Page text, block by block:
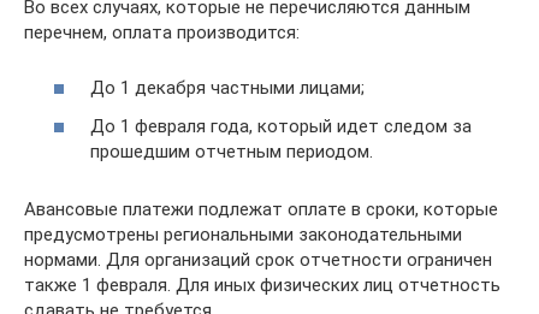
Во всех случаях, которые не перечисляются данным
перечнем, оплата производится:
До 1 декабря частными лицами;
До 1 февраля года, который идет следом за
прошедшим отчетным периодом.
Авансовые платежи подлежат оплате в сроки, которые
предусмотрены региональными законодательными
нормами. Для организаций срок отчетности ограничен
также 1 февраля. Для иных физических лиц отчетность